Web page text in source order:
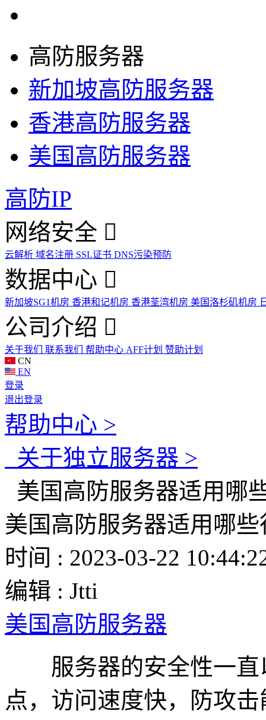
高防服务器
新加坡高防服务器
香港高防服务器
美国高防服务器
高防IP
网络安全
云解析 域名注册 SSL证书 DNS污染预防
数据中心
新加坡SG1机房 香港和记机房 香港荃湾机房 美国洛杉矶机房
公司介绍
关于我们 联系我们 帮助中心 AFF计划 赞助计划
CN
EN
登录
退出登录
帮助中心 >
关于独立服务器 >
美国高防服务器适用哪
美国高防服务器适用哪些
时间 : 2023-03-22
编辑 : Jtti
美国高防服务器
服务器的安全性一直
点，访问速度快，防攻